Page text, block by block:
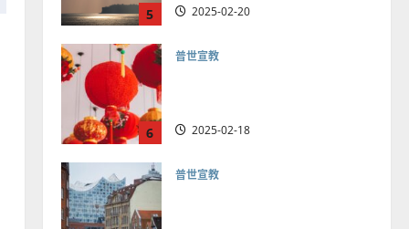
5 2025-02-20
6
普世宣教
2025-02-18
普世宣教